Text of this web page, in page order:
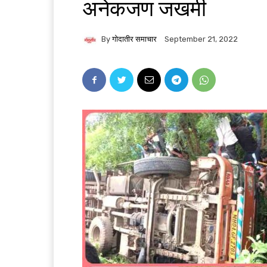
अनेकजण जखमी
By गोदातीर समाचार September 21, 2022